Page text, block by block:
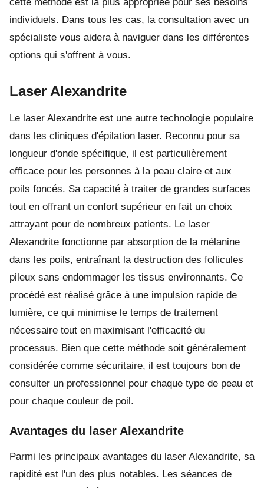
individuels. Dans tous les cas, la consultation avec un
spécialiste vous aidera à naviguer dans les différentes
options qui s'offrent à vous.
Laser Alexandrite
Le laser Alexandrite est une autre technologie populaire
dans les cliniques d'épilation laser. Reconnu pour sa
longueur d'onde spécifique, il est particulièrement
efficace pour les personnes à la peau claire et aux
poils foncés. Sa capacité à traiter de grandes surfaces
tout en offrant un confort supérieur en fait un choix
attrayant pour de nombreux patients. Le laser
Alexandrite fonctionne par absorption de la mélanine
dans les poils, entraînant la destruction des follicules
pileux sans endommager les tissus environnants. Ce
procédé est réalisé grâce à une impulsion rapide de
lumière, ce qui minimise le temps de traitement
nécessaire tout en maximisant l'efficacité du
processus. Bien que cette méthode soit généralement
considérée comme sécuritaire, il est toujours bon de
consulter un professionnel pour chaque type de peau et
pour chaque couleur de poil.
Avantages du laser Alexandrite
Parmi les principaux avantages du laser Alexandrite, sa
rapidité est l'un des plus notables. Les séances de